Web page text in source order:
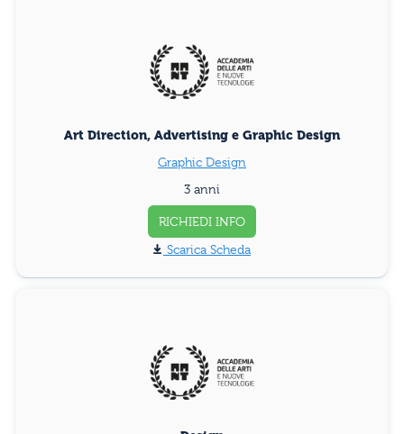
Art Direction, Advertising e Graphic Design
Graphic Design
3 anni
RICHIEDI INFO
Scarica Scheda